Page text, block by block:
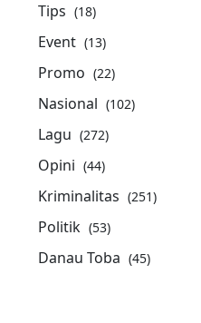
Tips (18)
Event (13)
Promo (22)
Nasional (102)
Lagu (272)
Opini (44)
Kriminalitas (251)
Politik (53)
Danau Toba (45)